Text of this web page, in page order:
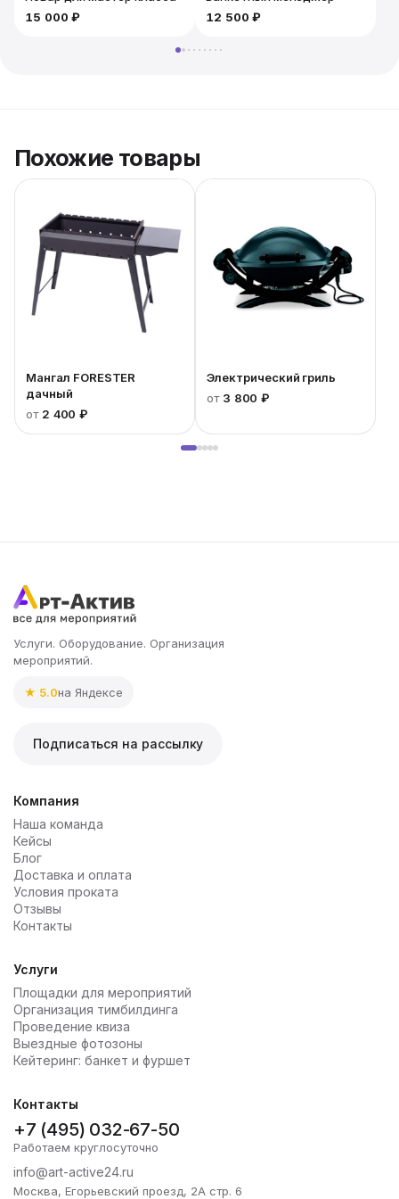
15 000 ₽
12 500 ₽
Похожие товары
Мангал FORESTER
дачный
от 2 400 ₽
Электрический гриль
от 3 800 ₽
Услуги. Оборудование. Организация
мероприятий.
★ 5.0на Яндексе
Подписаться на рассылку
Компания
Наша команда
Кейсы
Блог
Доставка и оплата
Условия проката
Отзывы
Контакты
Услуги
Площадки для мероприятий
Организация тимбилдинга
Проведение квиза
Выездные фотозоны
Кейтеринг: банкет и фуршет
Контакты
+7 (495) 032-67-50
Работаем круглосуточно
info@art-active24.ru
Москва, Егорьевский проезд, 2А стр. 6